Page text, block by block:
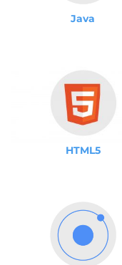
Java
HTML5